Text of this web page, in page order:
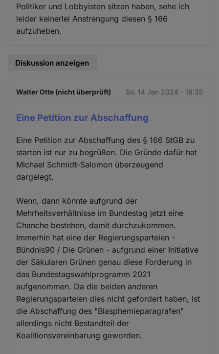
Politiker und Lobbyisten sitzen haben, sehe ich
leider keinerlei Anstrengung diesen § 166
aufzuheben.
Diskussion anzeigen
Walter Otte (nicht überprüft) So. 14 Jan 2024 - 16:35
Eine Petition zur Abschaffung
Eine Petition zur Abschaffung des § 166 StGB zu
starten ist nur zu begrüßen. Die Gründe dafür hat
Michael Schmidt-Salomon überzeugend
dargelegt.
Wenn, dann könnte aufgrund der
Mehrheitsverhältnisse im Bundestag jetzt eine
Chanche bestehen, damit durchzukommen.
Immerhin hat eine der Regierungsparteien -
Bündnis90 / Die Grünen - aufgrund einer Initiative
der Säkularen Grünen genau diese Forderung in
das Bundestagswahlprogramm 2021
aufgenommen. Da die beiden anderen
Regierungsparteien dies nicht gefordert haben, ist
die Abschaffung des "Blasphemieparagrafen"
allerdings nicht Bestandteil der
Koalitionsvereinbarung geworden.